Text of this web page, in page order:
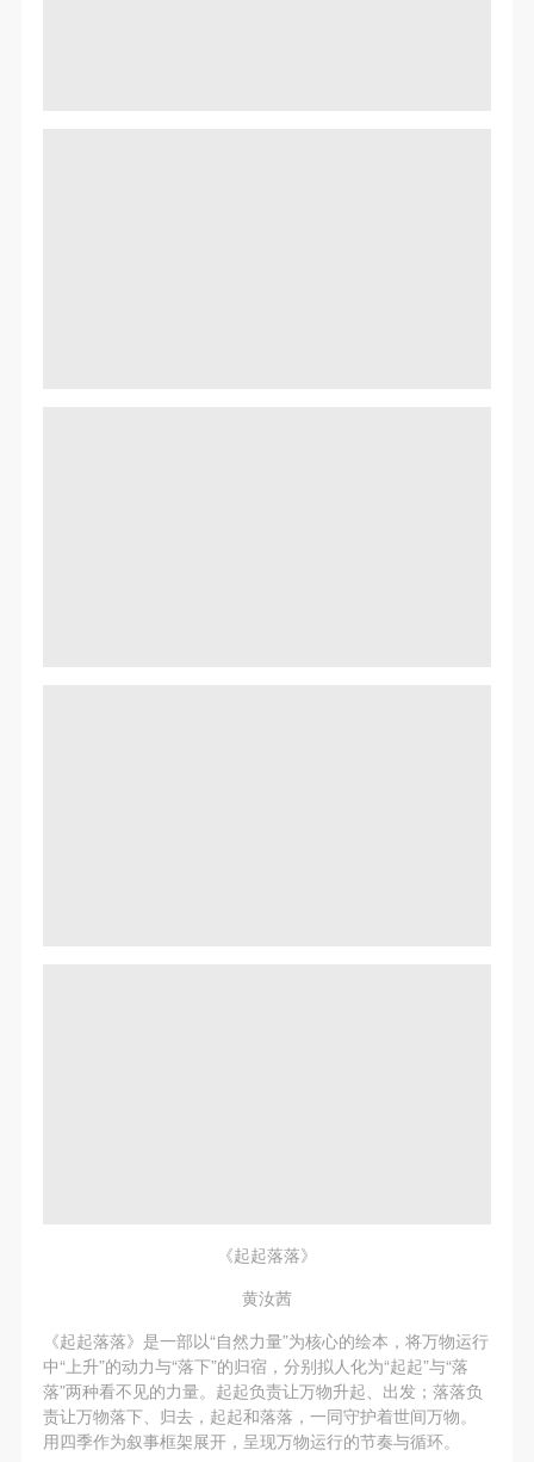
《起起落落》
黄汝茜
《起起落落》是一部以“自然力量”为核心的绘本，将万物运行
中“上升”的动力与“落下”的归宿，分别拟人化为“起起”与“落
落”两种看不见的力量。起起负责让万物升起、出发；落落负
责让万物落下、归去，起起和落落，一同守护着世间万物。
用四季作为叙事框架展开，呈现万物运行的节奏与循环。